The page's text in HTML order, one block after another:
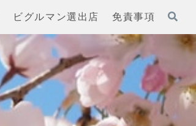
ビグルマン選出店 免責事項